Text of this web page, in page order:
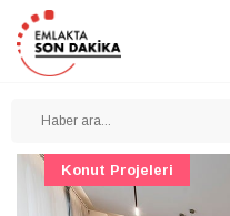
Konut Projeleri